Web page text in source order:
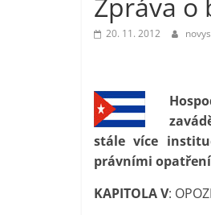
vlastně
prospívá?
Zpráva o
20. 11. 2012
stále více
právními
KAPITOLA V: